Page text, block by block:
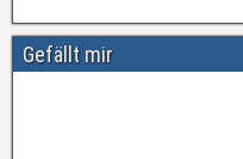
Gefällt mir